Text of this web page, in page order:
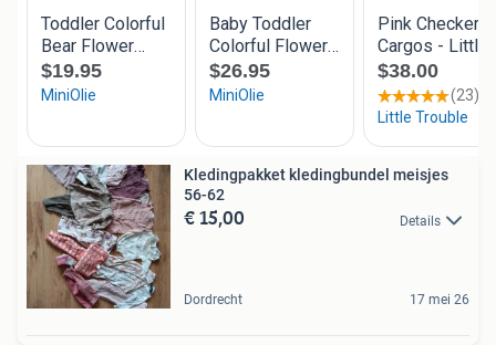
Kledingpakket kledingbundel meisjes
56-62
€ 15,00 Details
Dordrecht 17 mei 26